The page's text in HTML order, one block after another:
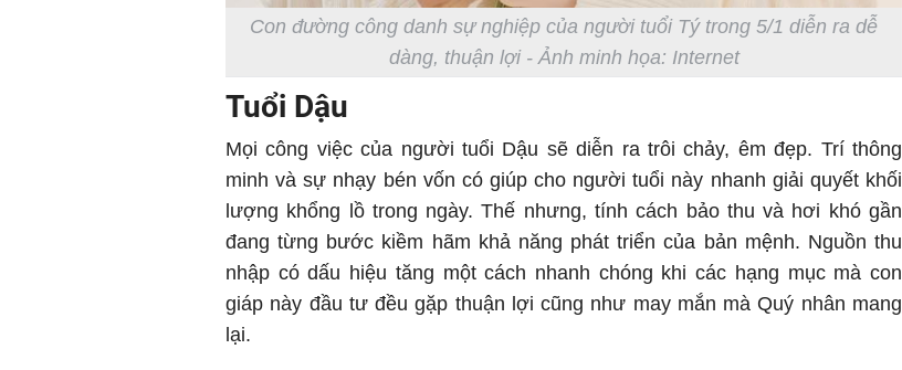
Con đường công danh sự nghiệp của người tuổi Tý trong 5/1 diễn ra dễ
dàng, thuận lợi - Ảnh minh họa: Internet
Tuổi Dậu
Mọi công việc của người tuổi Dậu sẽ diễn ra trôi chảy, êm đẹp. Trí thông
minh và sự nhạy bén vốn có giúp cho người tuổi này nhanh giải quyết khối
lượng khổng lồ trong ngày. Thế nhưng, tính cách bảo thu và hơi khó gần
đang từng bước kiềm hãm khả năng phát triển của bản mệnh. Nguồn thu
nhập có dấu hiệu tăng một cách nhanh chóng khi các hạng mục mà con
giáp này đầu tư đều gặp thuận lợi cũng như may mắn mà Quý nhân mang
lại.